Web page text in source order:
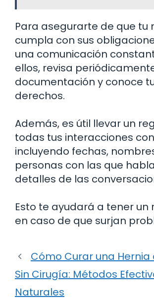
Para asegurarte de que tu
cumpla con sus
una comunicación
ellos, revisa
documentación y conoce
derechos.
Además, es útil llevar un
todas tus interacciones
incluyendo fechas,
personas con las que
detalles de las
Esto te ayudará a tener un
en caso de que surjan
Cómo Curar una Hernia
Sin Cirugía: Métodos
Naturales